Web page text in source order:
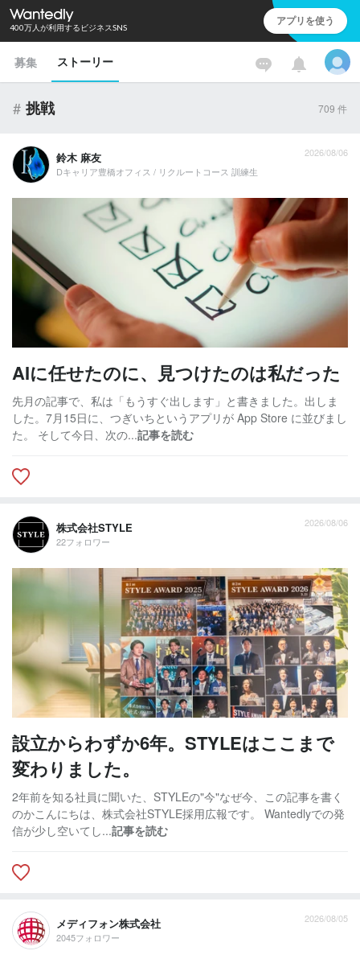
400万人が利用するビジネスSNS アプリを使う
募集 ストーリー
# 挑戦 709 件
鈴木 麻友
Dキャリア豊橋オフィス / リクルートコース 訓練生
2026/08/06
AIに任せたのに、見つけたのは私だった
先月の記事で、私は「もうすぐ出します」と書きました。出しま
した。7月15日に、つぎいちというアプリが App Store に並びまし
た。 そして今日、次の...記事を読む
株式会社STYLE
22フォロワー
2026/08/06
設立からわずか6年。STYLEはここまで
変わりました。
2年前を知る社員に聞いた、STYLEの"今"なぜ今、この記事を書く
のかこんにちは、株式会社STYLE採用広報です。 Wantedlyでの発
信が少し空いてし...記事を読む
メディフォン株式会社
2045フォロワー
2026/08/05